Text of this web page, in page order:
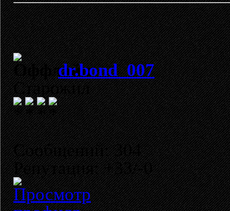
dr.bond_007
Старожил
Сообщений: 304
Репутация: +33/-0